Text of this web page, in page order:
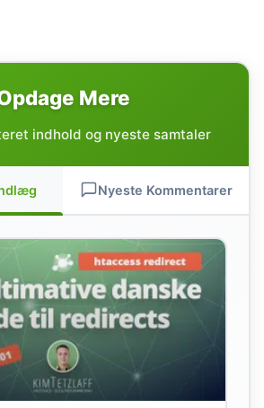
Mere
indhold og nyeste samtaler
Nyeste Kommentarer